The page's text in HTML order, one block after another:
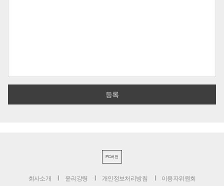
PC버전
회사소개 윤리강령 개인정보처리방침 이용자위원회